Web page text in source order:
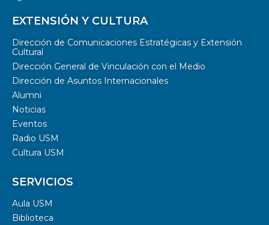
EXTENSIÓN Y CULTURA
Dirección de Comunicaciones Estratégicas y Extensión
Cultural
Dirección General de Vinculación con el Medio
Dirección de Asuntos Internacionales
Alumni
Noticias
Eventos
Radio USM
Cultura USM
SERVICIOS
Aula USM
Biblioteca